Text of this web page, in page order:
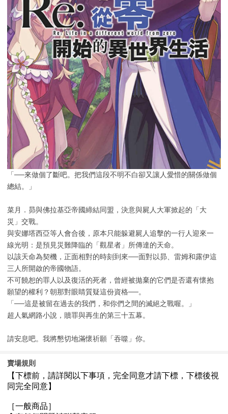
「──來做個了斷吧。把我們這段不明不白卻又讓人愛惜的關係做個
總結。」
菜月．昴與佛拉基亞帝國締結同盟，決意與屍人大軍掀起的「大
災」交戰。
與安娜塔西亞等人會合後，原本只能躲避屍人追擊的一行人迎來一
線光明：是預見災難降臨的「觀星者」所傳達的天命。
以該天命為契機，正面相對的時刻到來──面對以昴、雷姆和露伊這
三人所開啟的帝國物語。
不可饒恕的罪人以及復活的死者，曾經被拋棄的它們是否還有懷抱
願望的權利？朝那對眼睛質疑這份資格──。
「──這是被留在過去的我們，和你們之間的滅絕之戰喔。」
超人氣網路小說，贖罪與再生的第三十五幕。
請安息吧。我將懇切地滿懷祈願「吞噬」你。
賣場規則